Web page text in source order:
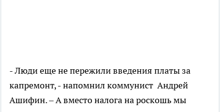
- Люди еще не пережили введения платы за
капремонт, - напомнил коммунист Андрей
Ашифин. – А вместо налога на роскошь мы